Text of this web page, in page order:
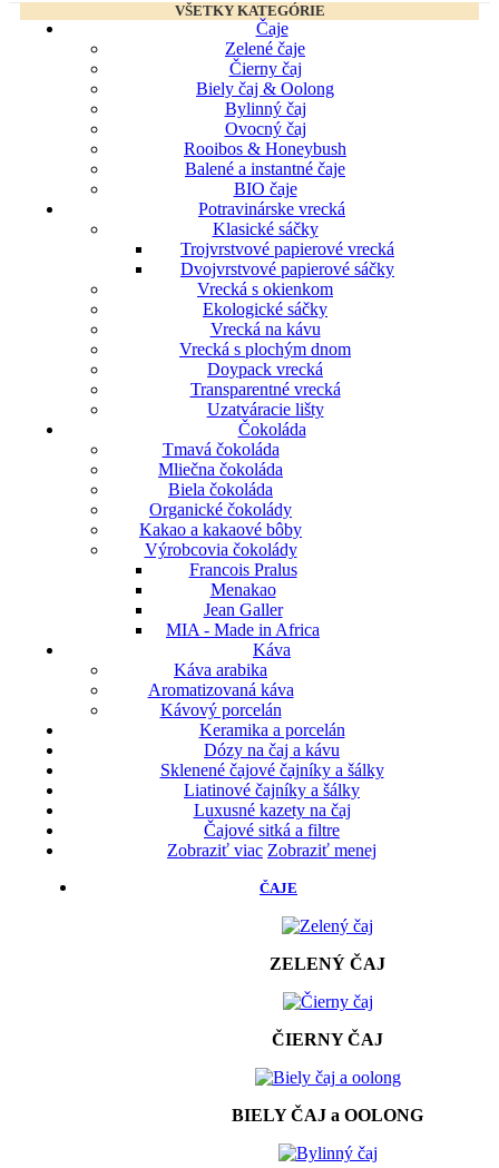
VŠETKY KATEGÓRIE
Čaje
Zelené čaje
Čierny čaj
Biely čaj & Oolong
Bylinný čaj
Ovocný čaj
Rooibos & Honeybush
Balené a instantné čaje
BIO čaje
Potravinárske vrecká
Klasické sáčky
Trojvrstvové papierové vrecká
Dvojvrstvové papierové sáčky
Vrecká s okienkom
Ekologické sáčky
Vrecká na kávu
Vrecká s plochým dnom
Doypack vrecká
Transparentné vrecká
Uzatváracie lišty
Čokoláda
Tmavá čokoláda
Mliečna čokoláda
Biela čokoláda
Organické čokolády
Kakao a kakaové bôby
Výrobcovia čokolády
Francois Pralus
Menakao
Jean Galler
MIA - Made in Africa
Káva
Káva arabika
Aromatizovaná káva
Kávový porcelán
Keramika a porcelán
Dózy na čaj a kávu
Sklenené čajové čajníky a šálky
Liatinové čajníky a šálky
Luxusné kazety na čaj
Čajové sitká a filtre
Zobraziť viac Zobraziť menej
ČAJE
ZELENÝ ČAJ
ČIERNY ČAJ
BIELY ČAJ a OOLONG